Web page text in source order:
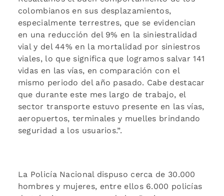
colombianos en sus desplazamientos,
especialmente terrestres, que se evidencian
en una reducción del 9% en la siniestralidad
vial y del 44% en la mortalidad por siniestros
viales, lo que significa que logramos salvar 141
vidas en las vías, en comparación con el
mismo periodo del año pasado. Cabe destacar
que durante este mes largo de trabajo, el
sector transporte estuvo presente en las vías,
aeropuertos, terminales y muelles brindando
seguridad a los usuarios.”.
La Policía Nacional dispuso cerca de 30.000
hombres y mujeres, entre ellos 6.000 policías